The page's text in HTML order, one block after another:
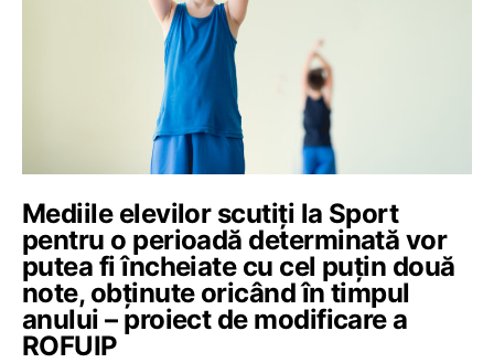
Mediile elevilor scutiți la Sport
pentru o perioadă determinată vor
putea fi încheiate cu cel puțin două
note, obținute oricând în timpul
anului – proiect de modificare a
ROFUIP